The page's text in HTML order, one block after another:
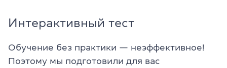
Интерактивный тест
Обучение без практики — неэффективное!
Поэтому мы подготовили для вас